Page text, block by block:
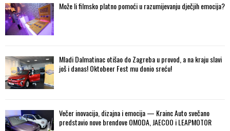
Može li filmsko platno pomoći u razumijevanju dječjih emocija?
Mladi Dalmatinac otišao do Zagreba u provod, a na kraju slavi
još i danas! Oktobeer Fest mu donio sreću!
Večer inovacija, dizajna i emocija — Krainc Auto svečano
predstavio nove brendove OMODA, JAECOO i LEAPMOTOR